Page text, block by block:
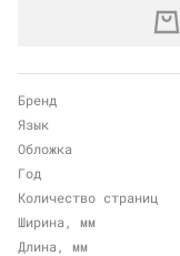
Бренд
Язык
Обложка
Год
Количество страниц
Ширина, мм
Длина, мм